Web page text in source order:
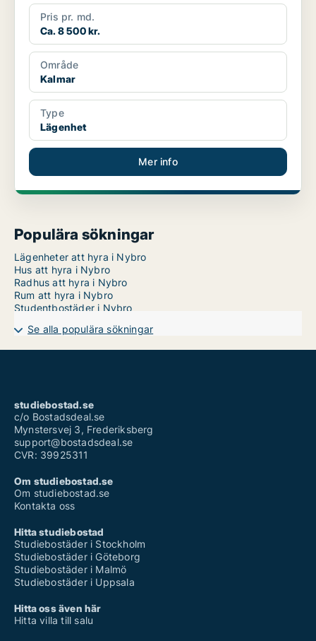
Pris pr. md.
Ca. 8 500 kr.
Område
Kalmar
Type
Lägenhet
Mer info
Populära sökningar
Lägenheter att hyra i Nybro
Hus att hyra i Nybro
Radhus att hyra i Nybro
Rum att hyra i Nybro
Studentbostäder i Nybro
Se alla populära sökningar
studiebostad.se
c/o Bostadsdeal.se
Mynstersvej 3, Frederiksberg
support@bostadsdeal.se
CVR: 39925311
Om studiebostad.se
Om studiebostad.se
Kontakta oss
Hitta studiebostad
Studiebostäder i Stockholm
Studiebostäder i Göteborg
Studiebostäder i Malmö
Studiebostäder i Uppsala
Hitta oss även här
Hitta villa till salu